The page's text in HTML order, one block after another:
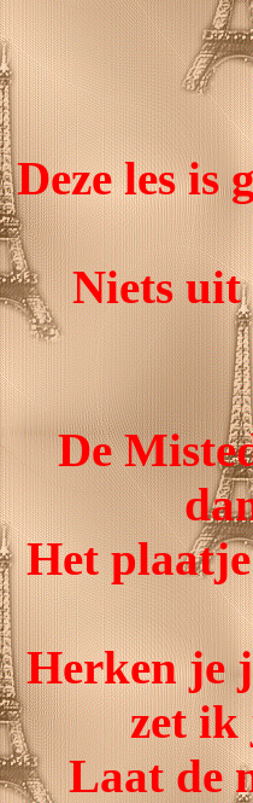
Deze les is
Niets uit
De
Het
Herken je
zet ik
Laat de